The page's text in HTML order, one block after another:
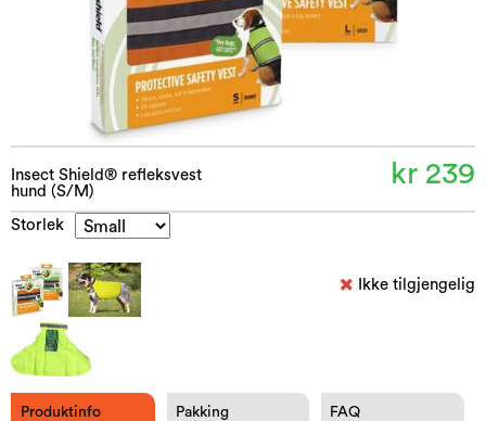
Insect Shield® refleksvest
hund (S/M)
kr 239
Storlek
Ikke tilgjengelig
Produktinfo Pakking FAQ